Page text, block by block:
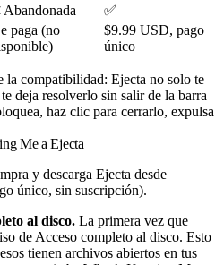
Abandonada
✅
paga (no
$9.99 USD, pago
único
la compatibilidad: Ejecta no solo te
deja resolverlo sin salir de la barra
haz clic para cerrarlo, expulsa
Me a Ejecta
y descarga Ejecta desde
único, sin suscripción).
al disco. La primera vez que
de Acceso completo al disco. Esto
tienen archivos abiertos en tus